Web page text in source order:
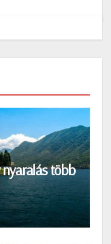
több